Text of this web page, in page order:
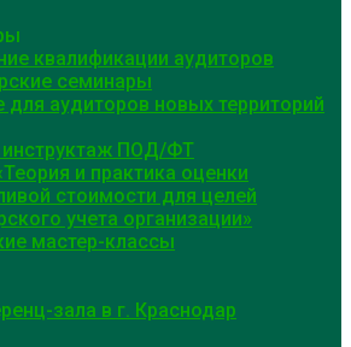
квалификации аудиторов
семинары
для аудиторов новых территорий
инструктаж ПОД/ФТ
и практика оценки
стоимости для целей
учета организации»
мастер-классы
зала в г. Краснодар